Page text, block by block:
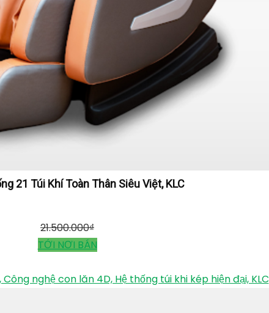
21 Túi Khí Toàn Thân Siêu Việt, KLC
21.500.000₫
TỚI NƠI BÁN
Công nghệ con lăn 4D, Hệ thống túi khi kép hiện đại, KLC